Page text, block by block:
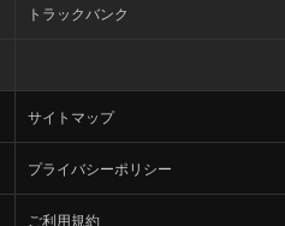
トラックバンク
サイトマップ
プライバシーポリシー
ご利用規約